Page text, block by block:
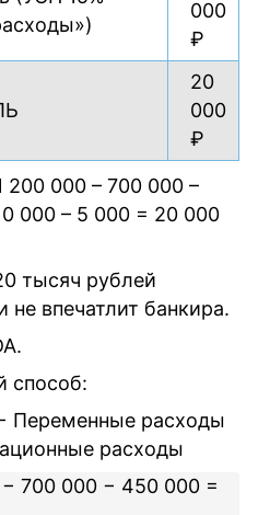
000
₽
20
000
₽
200 000 – 700 000 –
000 – 5 000 = 20 000
тысяч рублей
не впечатлит банкира.
способ:
Переменные расходы
расходы
− 700 000 − 450 000 =